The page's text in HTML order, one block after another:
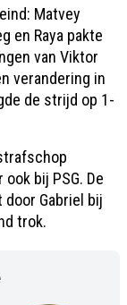
Matvey
en Raya pakte
van Viktor
verandering in
de strijd op 1-
bij PSG. De
Gabriel bij
trok.